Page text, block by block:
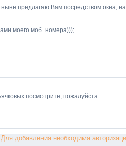
Для добавления необходима